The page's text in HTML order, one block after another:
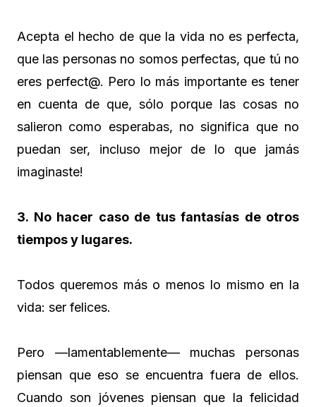
Acepta el hecho de que la vida no es perfecta,
que las personas no somos perfectas, que tú no
eres perfect@. Pero lo más importante es tener
en cuenta de que, sólo porque las cosas no
salieron como esperabas, no significa que no
puedan ser, incluso mejor de lo que jamás
imaginaste!
3. No hacer caso de tus fantasías de otros
tiempos y lugares.
Todos queremos más o menos lo mismo en la
vida: ser felices.
Pero —lamentablemente— muchas personas
piensan que eso se encuentra fuera de ellos.
Cuando son jóvenes piensan que la felicidad